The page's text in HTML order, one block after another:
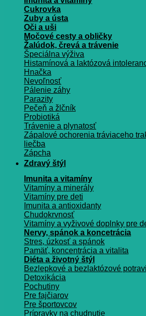
Cukrovka
Zuby a ústa
Oči a uši
Močové cesty a obličky
Žalúdok, črevá a trávenie
Špeciálna výživa
Histamínová a laktózová
Hnačka
Nevoľnosť
Pálenie záhy
Parazity
Pečeň a žlčník
Probiotiká
Trávenie a plynatosť
Zápalové ochorenia tráviaceho
liečba
Zápcha
Zdravý štýl
Imunita a vitamíny
Vitamíny a minerály
Vitamíny pre deti
Imunita a antioxidanty
Chudokrvnosť
Vitamíny a vyživové doplnky pre
Nervy, spánok a koncetrácia
Stres, úzkosť a spánok
Pamäť, koncentrácia a vitalita
Diéta a životný štýl
Bezlepkové a bezlaktózové
Detoxikácia
Pochutiny
Pre fajčiarov
Pre športovcov
Prípravky na chudnutie